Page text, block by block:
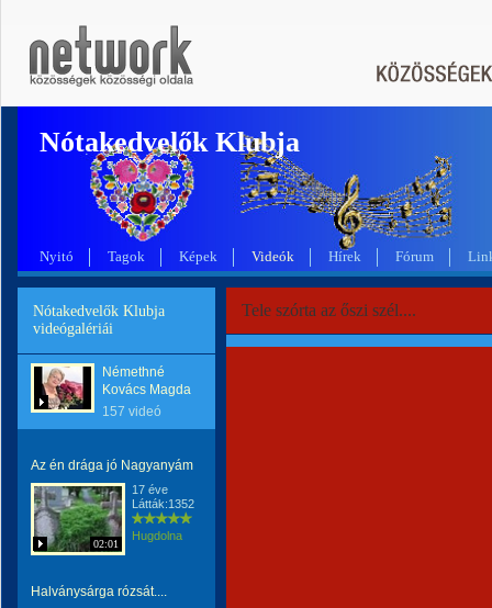
Nótakedvelők Klubja
Nyitó Tagok Képek Videók Hírek Fórum
Nótakedvelők Klubja
videógalériái
Némethné
Kovács Magda
157 videó
Az én drága jó Nagyanyám
02:01
17 éve
Látták:1352
Hugdolna
Halványsárga rózsát....
Tele szórta az őszi szél....